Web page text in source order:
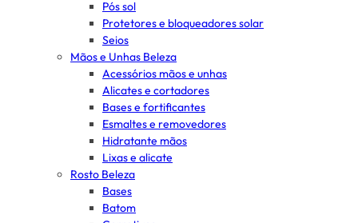
Pós sol
Protetores e bloqueadores solar
Seios
Mãos e Unhas Beleza
Acessórios mãos e unhas
Alicates e cortadores
Bases e fortificantes
Esmaltes e removedores
Hidratante mãos
Lixas e alicate
Rosto Beleza
Bases
Batom